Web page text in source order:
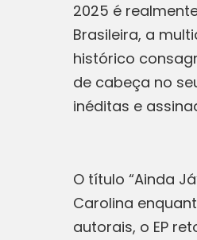
2025 é
Brasileira, a
histórico
de cabeça no
inéditas e
O título “Ainda
Carolina
autorais, o EP